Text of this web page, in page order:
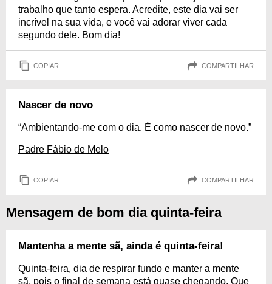
trabalho que tanto espera. Acredite, este dia vai ser
incrível na sua vida, e você vai adorar viver cada
segundo dele. Bom dia!
COPIAR COMPARTILHAR
Nascer de novo
“Ambientando-me com o dia. É como nascer de novo.”
Padre Fábio de Melo
COPIAR COMPARTILHAR
Mensagem de bom dia quinta-feira
Mantenha a mente sã, ainda é quinta-feira!
Quinta-feira, dia de respirar fundo e manter a mente
sã, pois o final de semana está quase chegando. Que